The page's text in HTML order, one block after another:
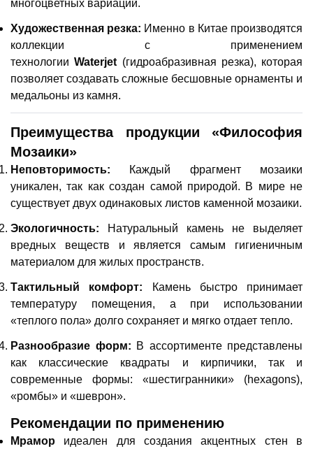
многоцветных вариаций.
Художественная резка: Именно в Китае производятся
коллекции с применением
технологииWaterjet (гидроабразивная резка), которая
позволяет создавать сложные бесшовные орнаменты и
медальоны из камня.
Преимущества продукции «Философия
Мозаики»
Неповторимость: Каждый фрагмент мозаики
уникален, так как создан самой природой. В мире не
существует двух одинаковых листов каменной мозаики.
Экологичность: Натуральный камень не выделяет
вредных веществ и является самым гигиеничным
материалом для жилых пространств.
Тактильный комфорт: Камень быстро принимает
температуру помещения, а при использовании
«теплого пола» долго сохраняет и мягко отдает тепло.
Разнообразие форм: В ассортименте представлены
как классические квадраты и кирпичики, так и
современные формы: «шестигранники» (hexagons),
«ромбы» и «шеврон».
Рекомендации по применению
Мрамор идеален для создания акцентных стен в